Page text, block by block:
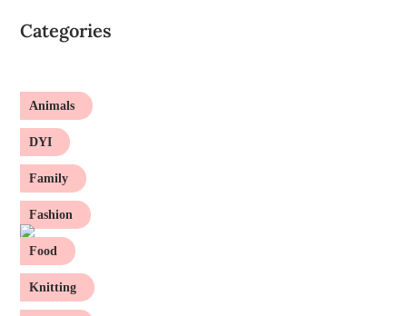
Categories
Animals
DYI
Family
Fashion
Food
Knitting